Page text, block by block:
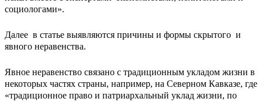
социологами».
Далее в статье выявляются причины и формы скрытого и
явного неравенства.
Явное неравенство связано с традиционным укладом жизни в
некоторых частях страны, например, на Северном Кавказе, где
«традиционное право и патриархальный уклад жизни, по